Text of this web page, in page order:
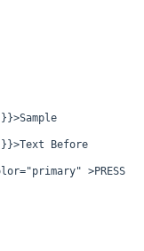
}}>Sample
}}>Text Before
="primary" >PRESS